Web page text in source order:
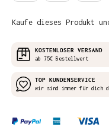
Kaufe dieses Produkt
KOSTENLOSER VERSAND
ab 75€ Bestellwert
TOP KUNDENSERVICE
wir sind immer für dich